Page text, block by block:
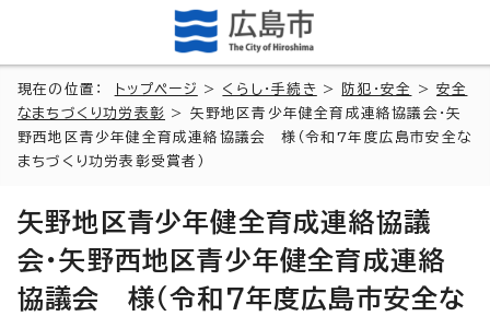
現在の位置： トップページ > くらし・手続き > 防犯・安全 >安全
なまちづくり功労表彰 > 矢野地区青少年健全育成連絡協議会・矢
野西地区青少年健全育成連絡協議会 様（令和7年度広島市安全な
まちづくり功労表彰受賞者）
矢野地区青少年健全育成連絡協議
会・矢野西地区青少年健全育成連絡
協議会 様（令和7年度広島市安全な